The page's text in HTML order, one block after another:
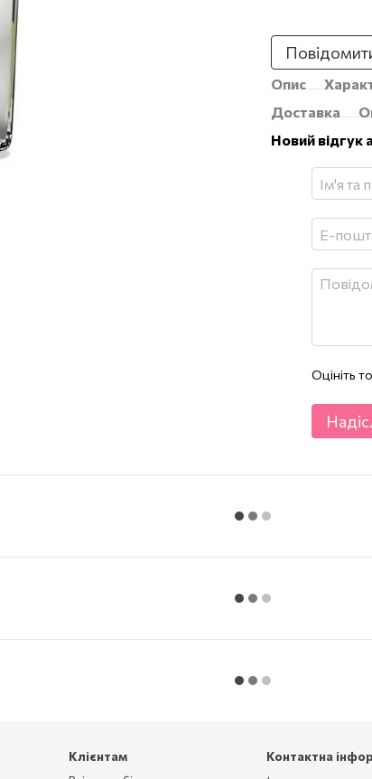
Опис
Доставка
Новий відгук
Оцініть
Клієнтам Контактна